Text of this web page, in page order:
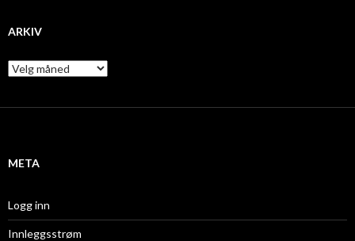
ARKIV
A
r
i
META
Logg inn
Innleggsstrøm